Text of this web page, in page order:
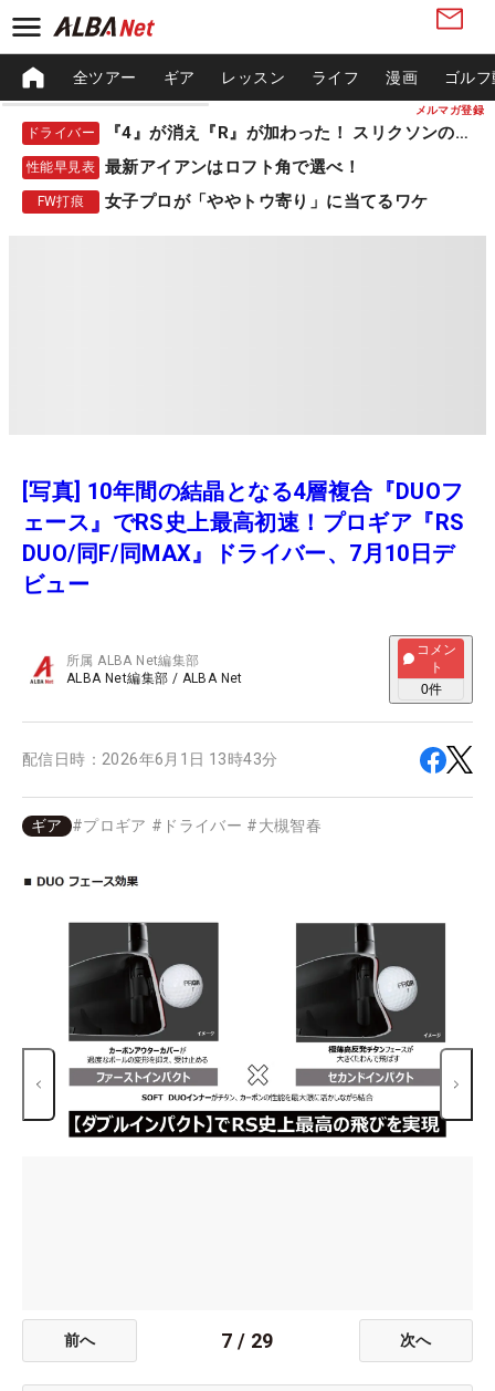
メルマガ登録
全ツアー ギア レッスン ライフ 漫画 ゴル
ドライバー 『4』が消え『R』が加わった！ スリクソンの新作
性能早見表 最新アイアンはロフト角で選べ！
FW打痕 女子プロが「ややトウ寄り」に当てるワケ
[写真] 10年間の結晶となる4層複合『DUOフ
ェース』でRS史上最高初速！プロギア『RS
DUO/同F/同MAX』ドライバー、7月10日デ
ビュー
所属ALBA Net編集部
ALBA Net編集部 / ALBA Net
コメン
ト
0件
配信日時： 2026年6月1日 13時43分
ギア #プロギア # ドライバー #大槻智春
前へ 7 / 29 次へ